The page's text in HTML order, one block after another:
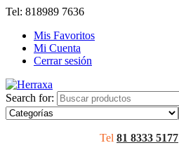
Tel: 818989 7636
Mis Favoritos
Mi Cuenta
Cerrar sesión
Search for:
Tel 81 8333 5177